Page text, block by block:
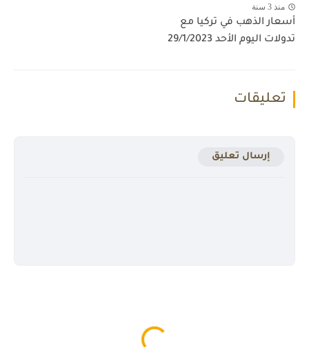
منذ 3 سنة
أسعار الذهب في تركيا مع
تدولات اليوم الأحد 29/1/2023
تعليقات
إرسال تعليق